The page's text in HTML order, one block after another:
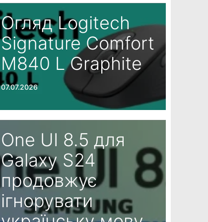
Огляд Logitech
Signature Comfort
M840 L Graphite
07.07.2026
One UI 8.5 для
Galaxy S24
продовжує
ігнорувати